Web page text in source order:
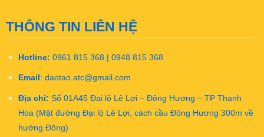
THÔNG TIN LIÊN HỆ
Hotline: 0961 815 368 | 0948 815 368
Email : daotao.atc@gmail.com
Địa chỉ: Số 01A45 Đại lộ Lê Lợi – Đông Hương – TP Thanh
Hóa (Mặt đường Đại lộ Lê Lợi, cách cầu Đông Hương 300m về
hướng Đông)